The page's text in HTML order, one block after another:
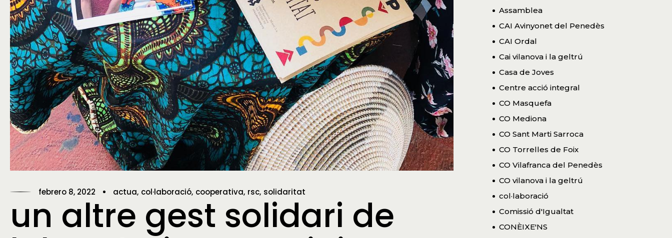
febrero 8, 2022 actua col·laboració cooperativa rsc solidaritat
un altre gest solidari de
Assamblea
CAI Avinyonet del Penedès
CAI Ordal
Cai vilanova i la geltrú
Casa de Joves
Centre acció integral
CO Masquefa
CO Mediona
CO Sant Marti Sarroca
CO Torrelles de Foix
CO Vilafranca del Penedès
CO vilanova i la geltrú
col·laboració
Comissió d'Igualtat
CONÈIXE'NS